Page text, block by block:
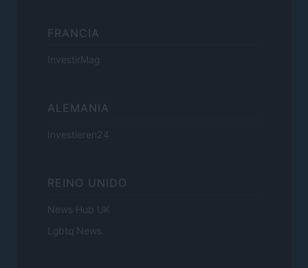
FRANCIA
InvestirMag
ALEMANIA
Investieren24
REINO UNIDO
News Hub UK
Lgbtq News